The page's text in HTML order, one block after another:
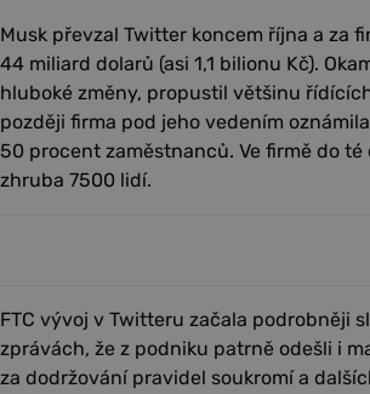
Musk převzal Twitter koncem října a za
44 miliard dolarů (asi 1,1 bilionu Kč).
hluboké změny, propustil většinu
později firma pod jeho vedením
50 procent zaměstnanců. Ve firmě do
zhruba 7500 lidí.
FTC vývoj v Twitteru začala podrobněji
zprávách, že z podniku patrně odešli i
za dodržování pravidel soukromí a